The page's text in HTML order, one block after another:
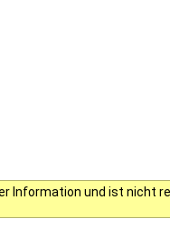
und ist nicht